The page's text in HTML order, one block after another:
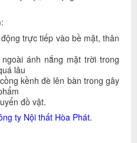
trực tiếp vào bề mặt, thân
ánh nắng mặt trời trong
lâu
kềnh đè lên bàn trong gây
đồ vật.
ty Nội thất Hòa Phát.